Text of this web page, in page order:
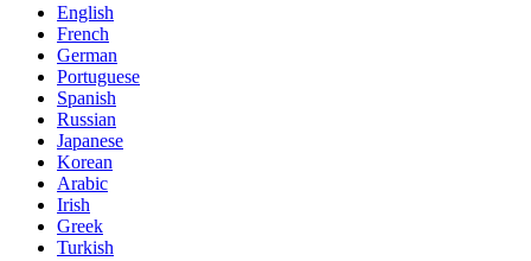
English
French
German
Portuguese
Spanish
Russian
Japanese
Korean
Arabic
Irish
Greek
Turkish